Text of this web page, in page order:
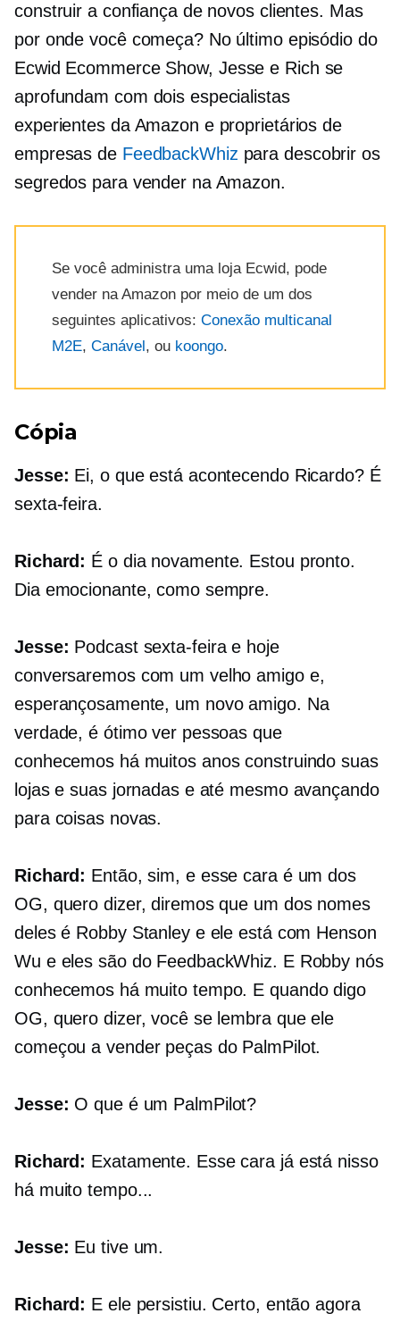
construir a confiança de novos clientes. Mas
por onde você começa? No último episódio do
Ecwid EcommerceShow, Jesse e Rich se
aprofundam com dois especialistas
experientes da Amazon e proprietários de
empresas de FeedbackWhiz para descobrir os
segredos para vender na Amazon.
Se você administra uma loja Ecwid, pode
vender na Amazon por meio de um dos
seguintes aplicativos: Conexão multicanal
M2E, Canável , ou koongo.
Cópia
Jesse: Ei, o que está acontecendo Ricardo? É
sexta-feira.
Richard: É o dia novamente. Estou pronto.
Dia emocionante, como sempre.
Jesse: Podcast sexta-feira e hoje
conversaremos com um velho amigo e,
esperançosamente, um novo amigo. Na
verdade, é ótimo ver pessoas que
conhecemos há muitos anos construindo suas
lojas e suas jornadas e até mesmo avançando
para coisas novas.
Richard: Então, sim, e esse cara é um dos
OG, quero dizer, diremos que um dos nomes
deles é Robby Stanley e ele está com Henson
Wu e eles são do FeedbackWhiz. E Robby nós
conhecemos há muito tempo. E quando digo
OG, quero dizer, você se lembra que ele
começou a vender peças do PalmPilot.
Jesse: O que é um PalmPilot?
Richard: Exatamente. Esse cara já está nisso
há muito tempo...
Jesse: Eu tive um.
Richard: E ele persistiu. Certo, então agora